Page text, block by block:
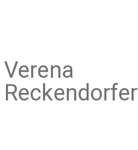
Verena
Reckendorfer